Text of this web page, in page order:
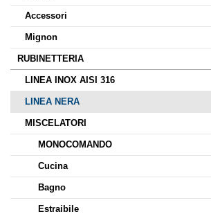
Accessori
Mignon
RUBINETTERIA
LINEA INOX AISI 316
LINEA NERA
MISCELATORI
MONOCOMANDO
Cucina
Bagno
Estraibile